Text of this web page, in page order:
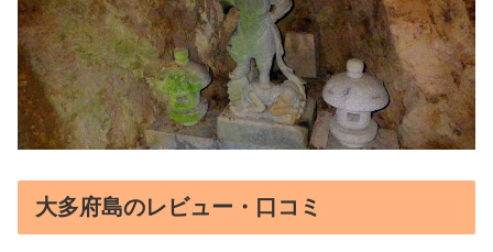
大多府島のレビュー・口コミ